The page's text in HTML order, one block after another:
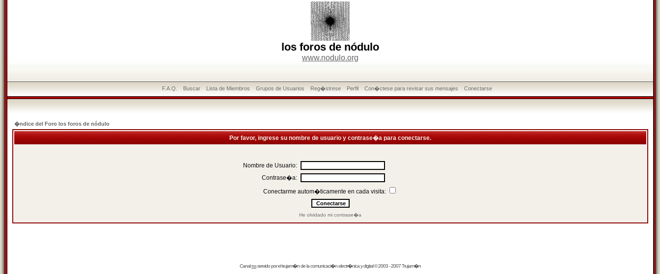
los foros de nódulo
www.nodulo.org
F.A.Q. Buscar Lista de Miembros Grupos de Usuarios Reg�strese Perfil Con�ctese para revisar sus mensajes Conectarse
�ndice del Foro los foros de nódulo
Por favor, ingrese su nombre de usuario y contrase�a para conectarse.
Nombre de Usuario:
Contrase�a:
Conectarme autom�ticamente en cada visita:
He olvidado mi contrase�a
Canalrssservido por eltrujam�nde la comunicaci�n electr�nica y digital © 2003 - 2007 Trujam�n